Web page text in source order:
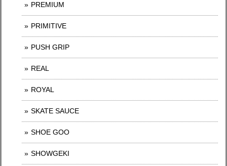
PREMIUM
PRIMITIVE
PUSH GRIP
REAL
ROYAL
SKATE SAUCE
SHOE GOO
SHOWGEKI